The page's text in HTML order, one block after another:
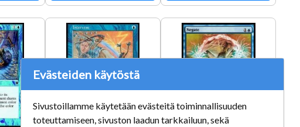
Evästeiden käytöstä
Sivustoillamme käytetään evästeitä toiminnallisuuden
toteuttamiseen, sivuston laadun tarkkailuun, sekä